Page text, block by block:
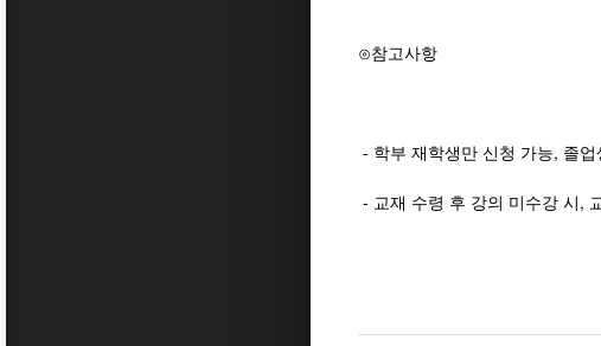
⊙참고사항
- 학부 재학생만 신청 가능, 졸
- 교재 수령 후 강의 미수강 시,